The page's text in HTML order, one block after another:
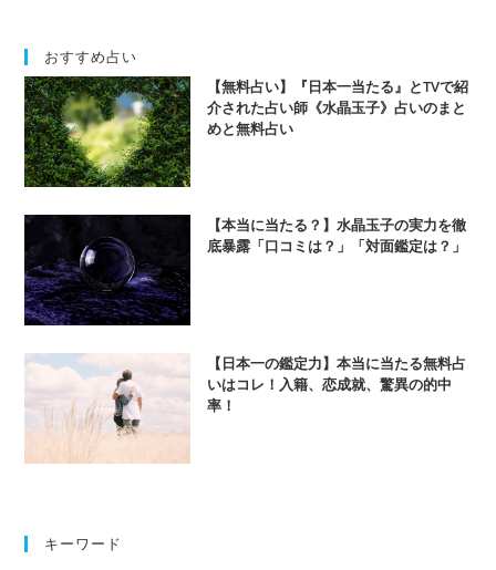
おすすめ占い
【無料占い】『日本一当たる』とTVで紹
介された占い師《水晶玉子》占いのまと
めと無料占い
【本当に当たる？】水晶玉子の実力を徹
底暴露「口コミは？」「対面鑑定は？」
【日本一の鑑定力】本当に当たる無料占
いはコレ！入籍、恋成就、驚異の的中
率！
キーワード